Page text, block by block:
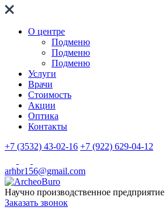
О центре
Подменю
Подменю
Подменю
Услуги
Врачи
Стоимость
Акции
Оптика
Контакты
+7 (3532) 43-02-16 +7 (922) 629-04-12
arhbr156@gmail.com
Научно производственное предприятие
Заказать звонок